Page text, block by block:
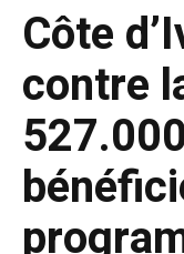
Côte
contre